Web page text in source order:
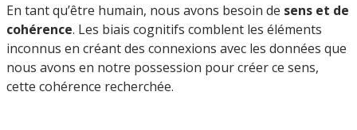
En tant qu’être humain, nous avons besoin de sens et de
cohérence. Les biais cognitifs comblent les éléments
inconnus en créant des connexions avec les données que
nous avons en notre possession pour créer ce sens,
cette cohérence recherchée.